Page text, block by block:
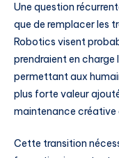
Une question
que de remplacer les
Robotics visent
prendraient en charge
permettant aux
plus forte valeur
maintenance créative
Cette transition